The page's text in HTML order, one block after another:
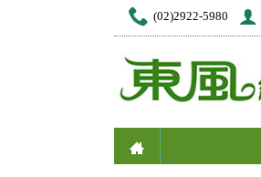
(02)2922-5980